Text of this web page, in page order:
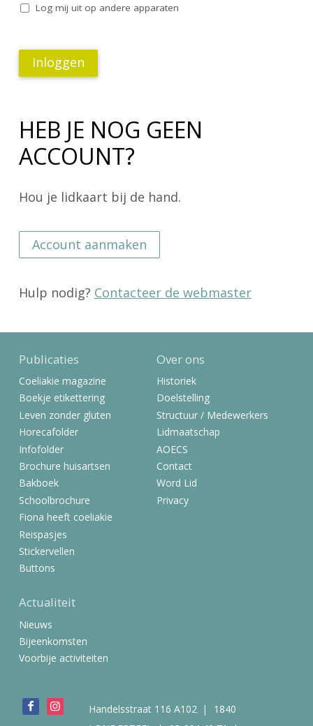
Log mij uit op andere apparaten
Inloggen
HEB JE NOG GEEN
ACCOUNT?
Hou je lidkaart bij de hand.
Account aanmaken
Hulp nodig? Contacteer de webmaster
Publicaties
Coeliakie magazine
Boekje etikettering
Leven zonder gluten
Horecafolder
Infofolder
Brochure huisartsen
Bakboek
Schoolbrochure
Fiona heeft coeliakie
Reispasjes
Stickervellen
Buttons
Over ons
Historiek
Doelstelling
Structuur / Medewerkers
Lidmaatschap
AOECS
Contact
Word Lid
Privacy
Actualiteit
Nieuws
Bijeenkomsten
Voorbije activiteiten
Bezoek
Handelsstraat 116 A102
1840